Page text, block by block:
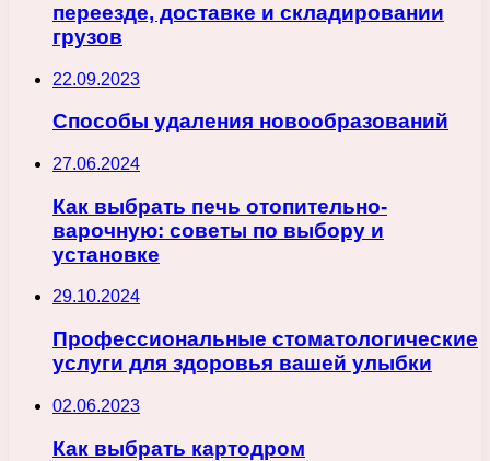
переезде, доставке и складировании
грузов
22.09.2023
Способы удаления новообразований
27.06.2024
Как выбрать печь отопительно-
варочную: советы по выбору и
установке
29.10.2024
Профессиональные стоматологические
услуги для здоровья вашей улыбки
02.06.2023
Как выбрать картодром